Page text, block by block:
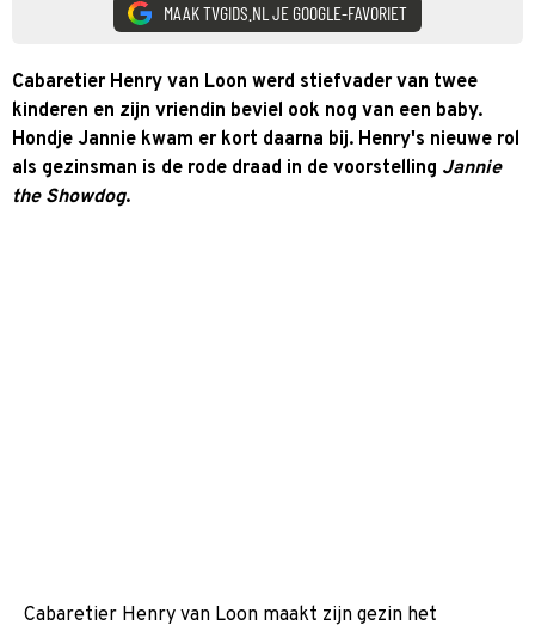
MAAK TVGIDS.NL JE GOOGLE-FAVORIET
Cabaretier Henry van Loon werd stiefvader van twee
kinderen en zijn vriendin beviel ook nog van een baby.
Hondje Jannie kwam er kort daarna bij. Henry's nieuwe rol
als gezinsman is de rode draad in de voorstelling Jannie
the Showdog.
Cabaretier Henry van Loon maakt zijn gezin het